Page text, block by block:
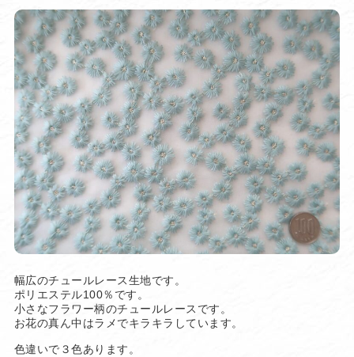
幅広のチュールレース生地です。
ポリエステル100％です。
小さなフラワー柄のチュールレースです。
お花の真ん中はラメでキラキラしています。
色違いで３色あります。